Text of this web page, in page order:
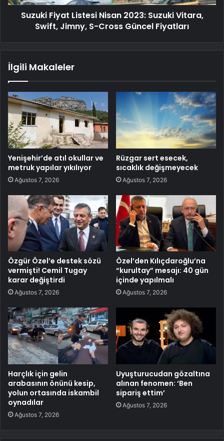
Suzuki Fiyat Listesi Nisan 2023: Suzuki Vitara,
Swift, Jimny, S-Cross Güncel Fiyatları
İlgili Makaleler
Yenişehir’de atıl okullar ve
metruk yapılar yıkılıyor
Ağustos 7, 2026
Rüzgar sert esecek,
sıcaklık değişmeyecek
Ağustos 7, 2026
Özgür Özel’e destek sözü
vermişti! Cemil Tugay
karar değiştirdi
Ağustos 7, 2026
Özel’den Kılıçdaroğlu’na
“kurultay” mesajı: 40 gün
içinde yapılmalı
Ağustos 7, 2026
Harçlık için gelin
arabasının önünü kesip,
yolun ortasında iskambil
oynadılar
Ağustos 7, 2026
Uyuşturucudan gözaltına
alınan fenomen: ‘Ben
sipariş ettim’
Ağustos 7, 2026